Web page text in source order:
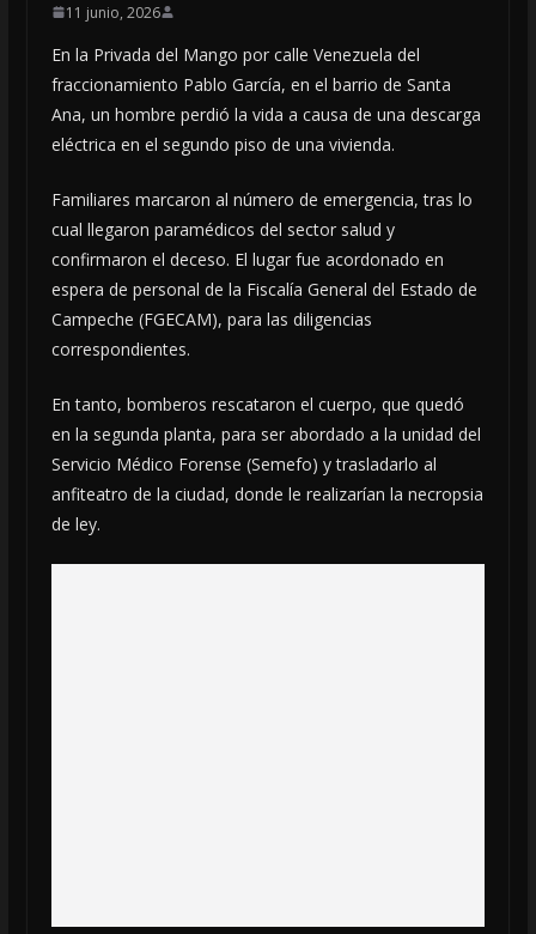
11 junio, 2026
En la Privada del Mango por calle Venezuela del
fraccionamiento Pablo García, en el barrio de Santa
Ana, un hombre perdió la vida a causa de una descarga
eléctrica en el segundo piso de una vivienda.
Familiares marcaron al número de emergencia, tras lo
cual llegaron paramédicos del sector salud y
confirmaron el deceso. El lugar fue acordonado en
espera de personal de la Fiscalía General del Estado de
Campeche (FGECAM), para las diligencias
correspondientes.
En tanto, bomberos rescataron el cuerpo, que quedó
en la segunda planta, para ser abordado a la unidad del
Servicio Médico Forense (Semefo) y trasladarlo al
anfiteatro de la ciudad, donde le realizarían la necropsia
de ley.